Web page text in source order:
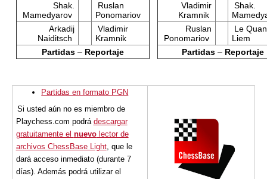
Shak.
Mamedyarov
Ruslan
Ponomariov
Arkadij
Naiditsch
Vladimir
Kramnik
Partidas– Reportaje
Vladimir
Kramnik
Shak.
Ruslan
Ponomariov
Le
Liem
Partidas– Reportaje
Partidas en formato PGN
Si usted aún no es miembro de
Playchess.com podrá descargar
gratuitamente el nuevolector de
archivos ChessBase Light, que le
dará acceso inmediato (durante 7
días). Además podrá utilizar el